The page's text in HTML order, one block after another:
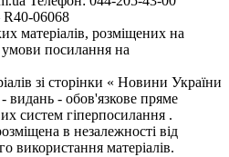
R40-06068
матеріалів, розміщених на
умови посилання на
зі сторінки « Новини України
- видань - обов'язкове пряме
систем гіперпосилання .
в незалежності від
використання матеріалів.